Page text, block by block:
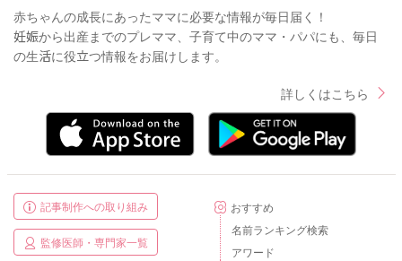
赤ちゃんの成長にあったママに必要な情報が毎日届く！
妊娠から出産までのプレママ、子育て中のママ・パパにも、毎日
の生活に役立つ情報をお届けします。
詳しくはこちら
記事制作への取り組み
監修医師・専門家一覧
おすすめ
名前ランキング検索
アワード